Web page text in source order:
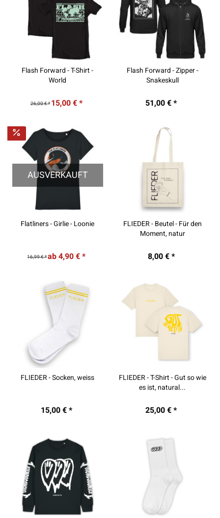
Flash Forward - T-Shirt -
World
26,00 € * 15,00 € *
Flash Forward - Zipper -
Snakeskull
51,00 € *
AUSVERKAUFT
Flatliners - Girlie - Loonie
16,99 € *ab 4,90 € *
FLIEDER - Beutel - Für den
Moment, natur
8,00 € *
FLIEDER - Socken, weiss
15,00 € *
FLIEDER - T-Shirt - Gut so wie
es ist, natural...
25,00 € *